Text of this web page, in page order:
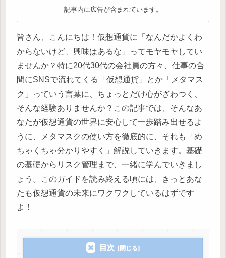
記事内に広告が含まれています。
皆さん、こんにちは！仮想通貨に「なんだかよくわ
からないけど、興味はあるな」ってモヤモヤしてい
ませんか？特に20代30代の会社員の方々、仕事の合
間にSNSで流れてくる「仮想通貨」とか「メタマス
ク」っていう言葉に、ちょっとだけ心がざわつく、
そんな経験ありませんか？この記事では、そんなあ
なたが仮想通貨の世界に安心して一歩踏み出せるよ
うに、メタマスクの使い方を徹底的に、それも「め
ちゃくちゃ分かりやすく」解説していきます。基礎
の基礎からリスク管理まで、一緒に学んでいきまし
ょう。このガイドを読み終える頃には、きっとあな
たも仮想通貨の未来にワクワクしているはずです
よ！
目次